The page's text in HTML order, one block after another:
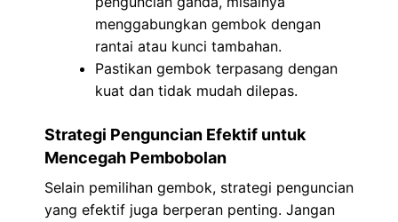
menggabungkan gembok dengan
rantai atau kunci tambahan.
Pastikan gembok terpasang dengan
kuat dan tidak mudah dilepas.
Strategi Penguncian Efektif untuk
Mencegah Pembobolan
Selain pemilihan gembok, strategi penguncian
yang efektif juga berperan penting. Jangan